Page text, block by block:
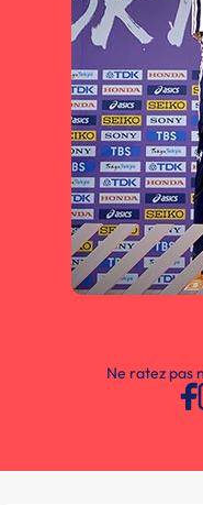
Ne ratez pas